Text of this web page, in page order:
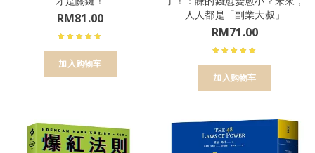
RM81.00
加入购物车
人人都是「副業大叔」
RM71.00
加入购物车